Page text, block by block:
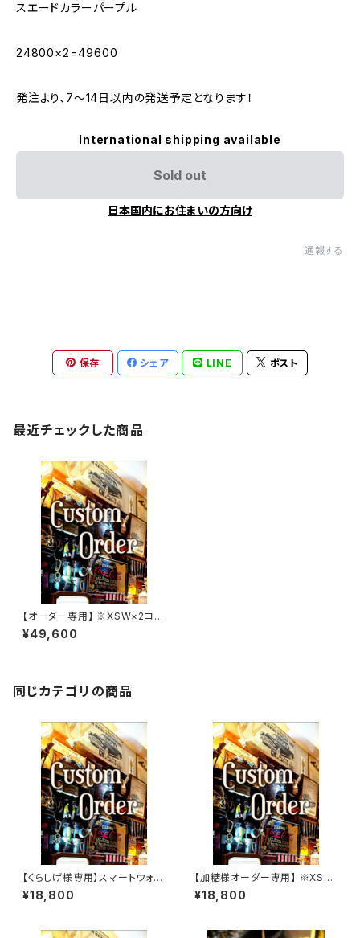
スエードカラーパープル
24800×2=49600
発注より、7～14日以内の発送予定となります！
International shipping available
Sold out
日本国内にお住まいの方向け
通報する
保存 シェア LINE ポスト
最近チェックした商品
【オーダー専用】 ※XSW×2コー
ドバンカスタムモデル
¥49,600
同じカテゴリの商品
【くらしげ様専用】スマートウォレ
ット
¥18,800
【加糖様オーダー専用】 ※XSW
カスタム
¥18,800